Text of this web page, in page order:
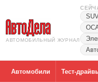
АВТОМОБИЛЬНЫЙ ЖУРНАЛ
Автомобили Тест-